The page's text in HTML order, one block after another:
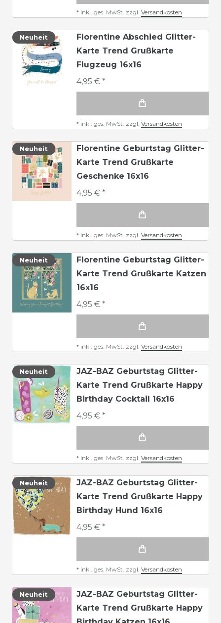
* inkl. ges. MwSt. zzgl. Versandkosten
Neuheit
Florentine Abschied Glitter-
Karte Trend Grußkarte
Flugzeug 16x16
4,95 € *
* inkl. ges. MwSt. zzgl. Versandkosten
Neuheit
Florentine Geburtstag Glitter-
Karte Trend Grußkarte
Geschenke 16x16
4,95 € *
* inkl. ges. MwSt. zzgl. Versandkosten
Neuheit
Florentine Geburtstag Glitter-
Karte Trend Grußkarte Katzen
16x16
4,95 € *
* inkl. ges. MwSt. zzgl. Versandkosten
Neuheit
JAZ-BAZ Geburtstag Glitter-
Karte Trend Grußkarte Happy
Birthday Cocktail 16x16
4,95 € *
* inkl. ges. MwSt. zzgl. Versandkosten
Neuheit
JAZ-BAZ Geburtstag Glitter-
Karte Trend Grußkarte Happy
Birthday Hund 16x16
4,95 € *
* inkl. ges. MwSt. zzgl. Versandkosten
Neuheit
JAZ-BAZ Geburtstag Glitter-
Karte Trend Grußkarte Happy